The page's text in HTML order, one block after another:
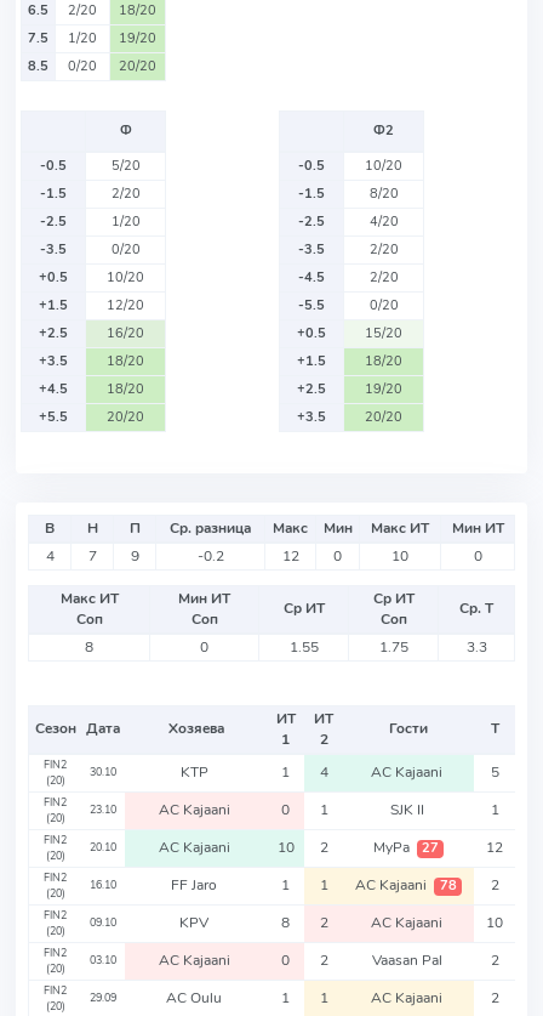
6.5
2/20
18/20
7.5
1/20
19/20
8.5
0/20 20/20
Ф
-0.5
5/20
-1.5
2/20
-2.5
1/20
-3.5
0/20
+0.5
10/20
+1.5
12/20
+2.5
16/20
+3.5
18/20
+4.5
18/20
+5.5
20/20
Ф2
-0.5
10/20
-1.5
8/20
-2.5
4/20
-3.5
2/20
-4.5
2/20
-5.5
0/20
+0.5
15/20
+1.5
18/20
+2.5
19/20
+3.5
20/20
В Н П Ср. разница Макс Мин Макс ИТ
Мин ИТ
4
7 9 -0.2 12 0 10 0
Макс ИТ
Соп
Мин ИТ
Соп
Ср ИТ
Ср ИТ
Соп
Ср. Т
8
0 1.55 1.75 3.3
Сезон Дата Хозяева
ИТ
1
ИТ
2
Гости Т
FIN2
(20)
30.10 KTP 1 4 AC Kajaani 5
FIN2
(20)
23.10 AC Kajaani 0 1 SJK II 1
FIN2
(20)
20.10 AC Kajaani 10 2 MyPa 27 12
FIN2
(20)
16.10 FF Jaro 1 1 AC Kajaani 78 2
FIN2
(20)
09.10 KPV 8 2 AC Kajaani 10
FIN2
(20)
03.10 AC Kajaani 0 2 Vaasan Pal 2
FIN2
(20)
29.09 AC Oulu 1 1 AC Kajaani
2